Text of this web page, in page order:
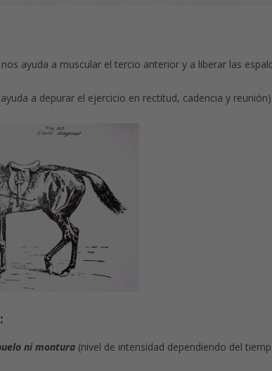
ayuda a muscular el tercio anterior y a liberar las
a depurar el ejercicio en rectitud, cadencia y reunión).
ni montura (nivel de intensidad dependiendo del